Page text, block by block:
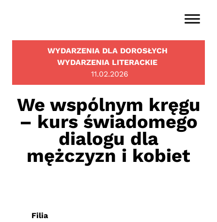
WYDARZENIA DLA DOROSŁYCH
WYDARZENIA LITERACKIE
11.02.2026
We wspólnym kręgu
– kurs świadomego
dialogu dla
mężczyzn i kobiet
Filia